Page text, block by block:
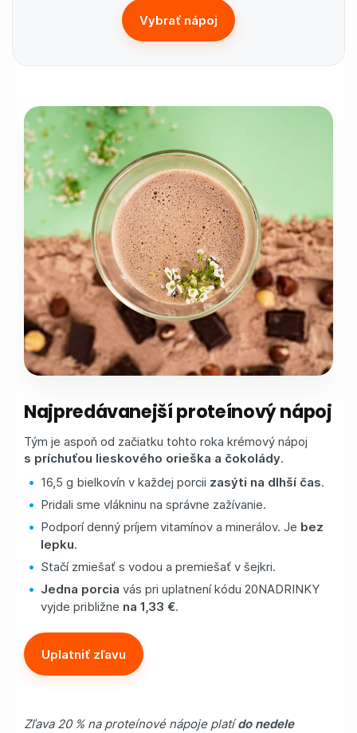
Vybrať nápoj
Najpredávanejší proteínový nápoj
Tým je aspoň od začiatku tohto roka krémový nápoj
s príchuťou lieskového orieška a čokolády.
16,5 g bielkovín v každej porcii zasýti na dlhší čas.
Pridali sme vlákninu na správne zažívanie.
Podporí denný príjem vitamínov a minerálov. Je bez
lepku.
Stačí zmiešať s vodou a premiešať v šejkri.
Jedna porcia vás pri uplatnení kódu 20NADRINKY
vyjde približne na 1,33 €.
Uplatniť zľavu
Zľava 20 % na proteínové nápoje platído nedele